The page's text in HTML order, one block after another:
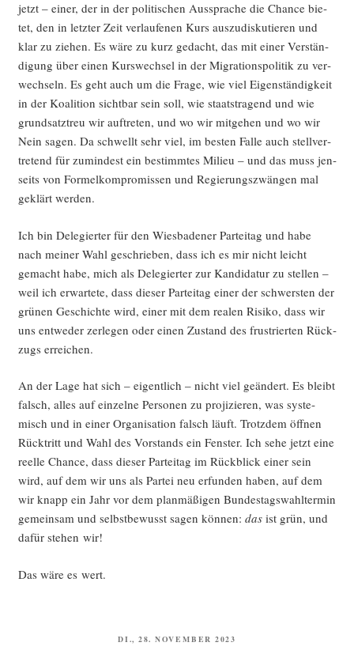
jetzt – einer, der in der poli­ti­schen Aus­spra­che die Chan­ce bie­
tet, den in letz­ter Zeit ver­lau­fe­nen Kurs aus­zu­dis­ku­tie­ren und
klar zu zie­hen. Es wäre zu kurz gedacht, das mit einer Ver­stän­
di­gung über einen Kurs­wech­sel in der Migra­ti­ons­po­li­tik zu ver­
wech­seln. Es geht auch um die Fra­ge, wie viel Eigen­stän­dig­keit
in der Koali­ti­on sicht­bar sein soll, wie staats­tra­gend und wie
grund­satz­treu wir auf­tre­ten, und wo wir mit­ge­hen und wo wir
Nein sagen. Da schwellt sehr viel, im bes­ten Fal­le auch stell­ver­
tre­tend für zumin­dest ein bestimm­tes Milieu – und das muss jen­
seits von For­mel­kom­pro­mis­sen und Regie­rungs­zwän­gen mal
geklärt werden.
Ich bin Dele­gier­ter für den Wies­ba­de­ner Par­tei­tag und habe
nach mei­ner Wahl geschrie­ben, dass ich es mir nicht leicht
gemacht habe, mich als Dele­gier­ter zur Kan­di­da­tur zu stel­len –
weil ich erwar­te­te, dass die­ser Par­tei­tag einer der schwers­ten der
grü­nen Geschich­te wird, einer mit dem rea­len Risi­ko, dass wir
uns ent­we­der zer­le­gen oder einen Zustand des frus­trier­ten Rück­
zugs erreichen.
An der Lage hat sich – eigent­lich – nicht viel geän­dert. Es bleibt
falsch, alles auf ein­zel­ne Per­so­nen zu pro­ji­zie­ren, was sys­te­
misch und in einer Orga­ni­sa­ti­on falsch läuft. Trotz­dem öff­nen
Rück­tritt und Wahl des Vor­stands ein Fens­ter. Ich sehe jetzt eine
reel­le Chan­ce, dass die­ser Par­tei­tag im Rück­blick einer sein
wird, auf dem wir uns als Par­tei neu erfun­den haben, auf dem
wir knapp ein Jahr vor dem plan­mä­ßi­gen Bun­des­tags­wahl­ter­min
gemein­sam und selbst­be­wusst sagen kön­nen: das ist grün, und
dafür ste­hen wir!
Das wäre es wert.
VERÖFFENTLICHT
DI., 28. NOVEMBER 2023